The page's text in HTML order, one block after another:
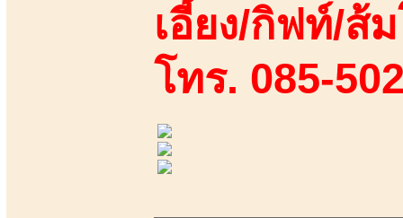
เอี้ยง/กิฟท์/ส้
โทร. 085-